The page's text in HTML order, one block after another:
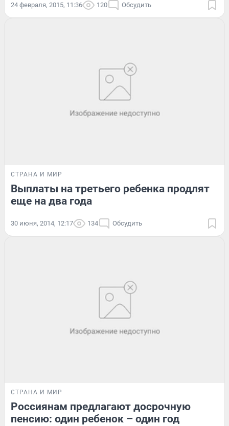
24 февраля, 2015, 11:36 120 Обсудить
СТРАНА И МИР
Выплаты на третьего ребенка продлят
еще на два года
30 июня, 2014, 12:17 134 Обсудить
СТРАНА И МИР
Россиянам предлагают досрочную
пенсию: один ребенок – один год